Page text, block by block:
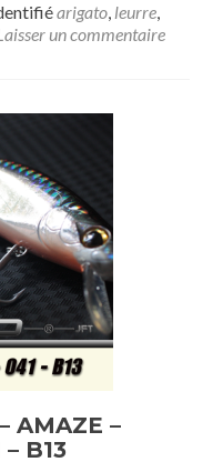
arigato, leurre,
un commentaire
AMAZE –
B13